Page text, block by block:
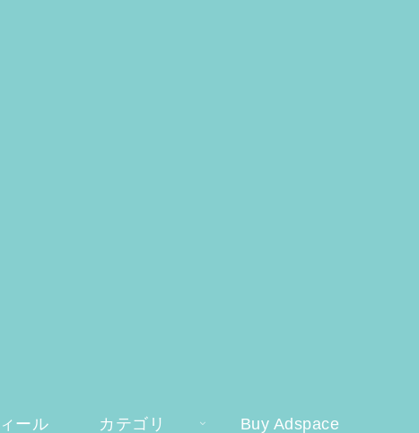
ール カテゴリ Buy Adspace